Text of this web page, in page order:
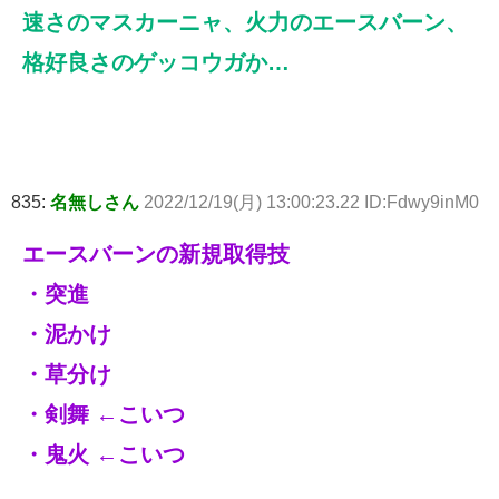
速さのマスカーニャ、火力のエースバーン、
格好良さのゲッコウガか…
835: 名無しさん 2022/12/19(月) 13:00:23.22 ID:Fdwy9inM0
エースバーンの新規取得技
・突進
・泥かけ
・草分け
・剣舞 ←こいつ
・鬼火 ←こいつ